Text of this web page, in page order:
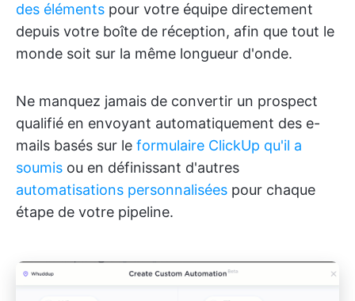
des éléments pour votre équipe directement
depuis votre boîte de réception, afin que tout le
monde soit sur la même longueur d'onde.
Ne manquez jamais de convertir un prospect
qualifié en envoyant automatiquement des e-
mails basés sur le formulaire ClickUp qu'il a
soumis ou en définissant d'autres
automatisations personnalisées pour chaque
étape de votre pipeline.